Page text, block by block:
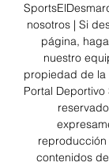
nosotros | Si
página,
nuestro
propiedad de la
Portal
contenidos